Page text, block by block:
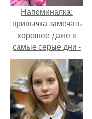
Напоминалка:
привычка замечать
хорошее даже в
самые серые дни -
это не очередная
сказка из книг по
саморазвитию.